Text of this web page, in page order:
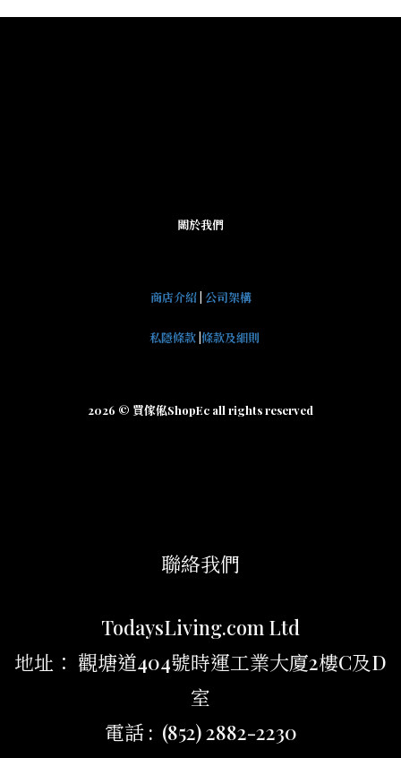
關於我們
商店介紹| 公司架構
私隱條款 條款及細則
2026 © 買傢俬ShopEc all rights reserved
聯絡我們
TodaysLiving.com Ltd
地址： 觀塘道404號時運工業大廈2樓C及D
室
電話 : (852) 2882-2230